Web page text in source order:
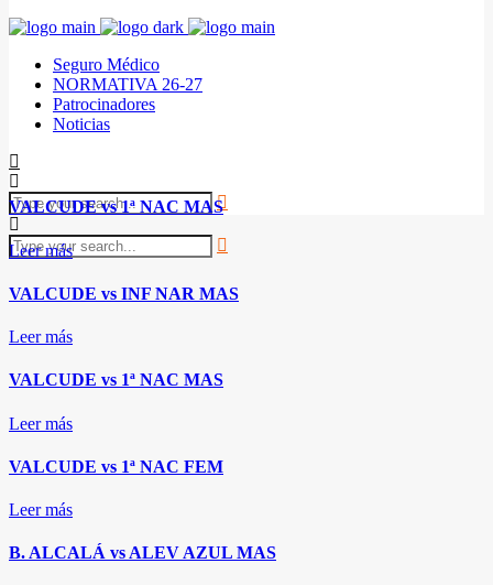
Seguro Médico
NORMATIVA 26-27
Patrocinadores
Noticias
VALCUDE vs 1ª NAC MAS
Leer más
VALCUDE vs INF NAR MAS
Leer más
VALCUDE vs 1ª NAC MAS
Leer más
VALCUDE vs 1ª NAC FEM
Leer más
B. ALCALÁ vs ALEV AZUL MAS